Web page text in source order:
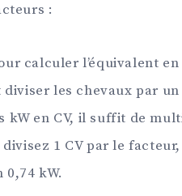
:
calculer l’équivalent en
les chevaux par un
kW en CV, il suffit de
1 CV par le
0,74 kW.